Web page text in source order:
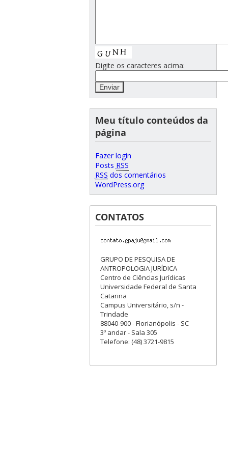
Digite os caracteres acima:
Meu título conteúdos da
página
Fazer login
Posts RSS
RSS dos comentários
WordPress.org
CONTATOS
GRUPO DE PESQUISA DE
ANTROPOLOGIA JURÍDICA
Centro de Ciências Jurídicas
Universidade Federal de Santa
Catarina
Campus Universitário, s/n -
Trindade
88040-900 - Florianópolis - SC
3º andar - Sala 305
Telefone: (48) 3721-9815